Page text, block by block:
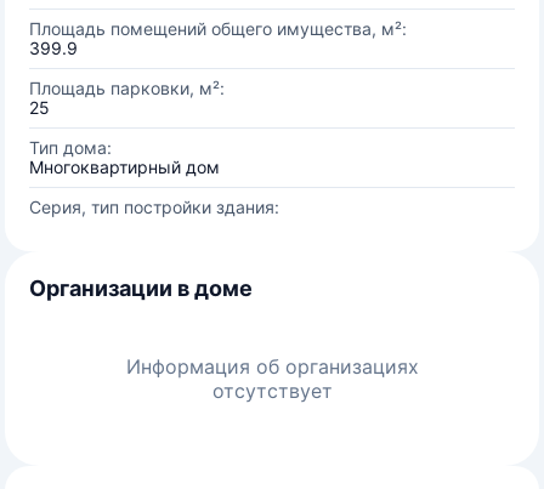
Площадь помещений общего имущества, м²:
399.9
Площадь парковки, м²:
25
Тип дома:
Многоквартирный дом
Серия, тип постройки здания:
Организации в доме
Информация об организациях
отсутствует